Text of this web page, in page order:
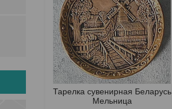
Тарелка сувенирная Беларусь
Мельница